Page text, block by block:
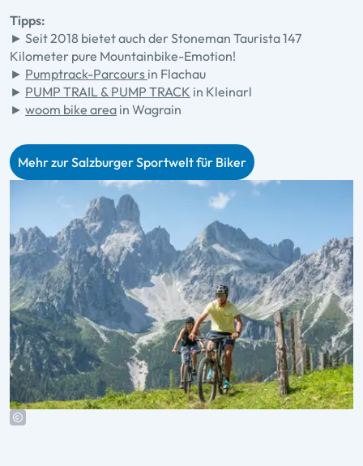
Tipps:
► Seit 2018 bietet auch der Stoneman Taurista 147
Kilometer pure Mountainbike-Emotion!
► Pumptrack-Parcours in Flachau
► PUMP TRAIL & PUMP TRACK in Kleinarl
► woom bike area in Wagrain
Mehr zur Salzburger Sportwelt für Biker